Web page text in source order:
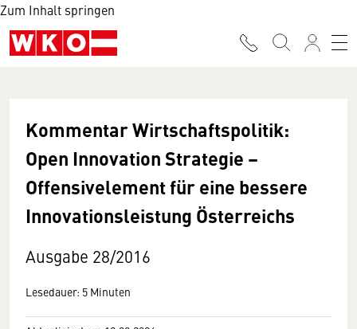
Zum Inhalt springen
Kommentar Wirtschaftspolitik:
Open Innovation Strategie –
Offensivelement für eine bessere
Innovationsleistung Österreichs
Ausgabe 28/2016
Lesedauer: 5 Minuten